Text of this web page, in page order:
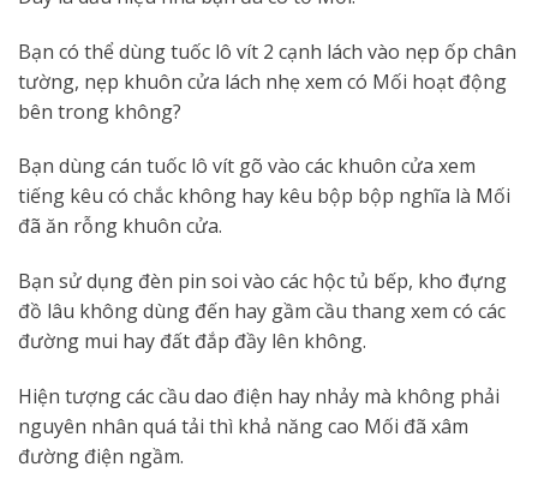
Bạn có thể dùng tuốc lô vít 2 cạnh lách vào nẹp ốp chân
tường, nẹp khuôn cửa lách nhẹ xem có Mối hoạt động
bên trong không?
Bạn dùng cán tuốc lô vít gõ vào các khuôn cửa xem
tiếng kêu có chắc không hay kêu bộp bộp nghĩa là Mối
đã ăn rỗng khuôn cửa.
Bạn sử dụng đèn pin soi vào các hộc tủ bếp, kho đựng
đồ lâu không dùng đến hay gầm cầu thang xem có các
đường mui hay đất đắp đầy lên không.
Hiện tượng các cầu dao điện hay nhảy mà không phải
nguyên nhân quá tải thì khả năng cao Mối đã xâm
đường điện ngầm.